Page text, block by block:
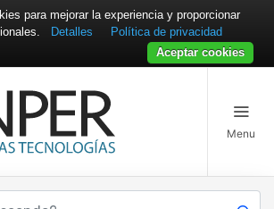
Menu
para mejorar la experiencia y proporcionar
Detalles
Política de privacidad
Aceptar cookies